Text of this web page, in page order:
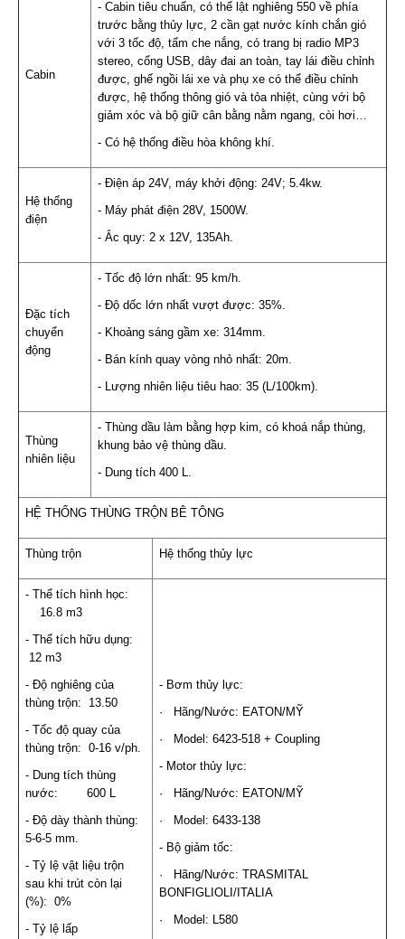
Cabin
- Cabin tiêu chuẩn, có thể lật nghiêng 550 về phía
trước bằng thủy lực, 2 cần gạt nước kính chắn gió
với 3 tốc độ, tấm che nắng, có trang bị radio MP3
stereo, cổng USB, dây đai an toàn, tay lái điều chỉnh
được, ghế ngồi lái xe và phụ xe có thể điều chỉnh
được, hệ thống thông gió và tỏa nhiệt, cùng với bộ
giảm xóc và bộ giữ cân bằng nằm ngang, còi hơi…
- Có hệ thống điều hòa không khí.
Hệ thống
điện
- Điện áp 24V, máy khởi động: 24V; 5.4kw.
- Máy phát điện 28V, 1500W.
- Ắc quy: 2 x 12V, 135Ah.
Đặc tích
chuyển
động
- Tốc độ lớn nhất: 95 km/h.
- Độ dốc lớn nhất vượt được: 35%.
- Khoảng sáng gầm xe: 314mm.
- Bán kính quay vòng nhỏ nhất: 20m.
- Lượng nhiên liệu tiêu hao: 35 (L/100km).
Thùng
nhiên liệu
- Thùng dầu làm bằng hợp kim, có khoá nắp thùng,
khung bảo vệ thùng dầu.
- Dung tích 400 L.
HỆ THỐNG THÙNG TRỘN BÊ TÔNG
Thùng trộn Hệ thống thủy lực
- Thể tích hình học:
16.8 m3
- Thể tích hữu dụng:
12 m3
- Độ nghiêng của
thùng trộn: 13.50
- Tốc độ quay của
thùng trộn: 0-16 v/ph.
- Dung tích thùng
nước: 600 L
- Độ dày thành thùng:
5-6-5 mm.
- Tỷ lệ vật liệu trộn
sau khi trút còn lại
(%): 0%
- Tỷ lệ lấp
- Bơm thủy lực:
· Hãng/Nước: EATON/MỸ
· Model: 6423-518 + Coupling
- Motor thủy lực:
· Hãng/Nước: EATON/MỸ
· Model: 6433-138
- Bộ giảm tốc:
· Hãng/Nước: TRASMITAL
BONFIGLIOLI/ITALIA
· Model: L580